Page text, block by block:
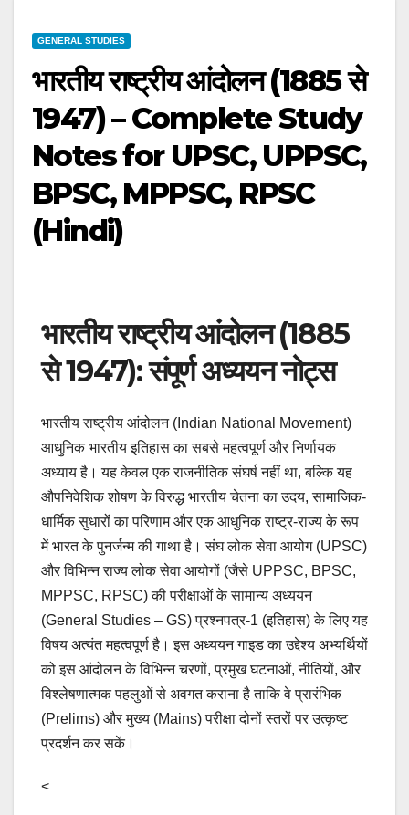
GENERAL STUDIES
भारतीय राष्ट्रीय आंदोलन (1885 से
1947) – Complete Study
Notes for UPSC, UPPSC,
BPSC, MPPSC, RPSC
(Hindi)
भारतीय राष्ट्रीय आंदोलन (1885
से 1947): संपूर्ण अध्ययन नोट्स
भारतीय राष्ट्रीय आंदोलन (Indian National Movement)
आधुनिक भारतीय इतिहास का सबसे महत्वपूर्ण और निर्णायक
अध्याय है। यह केवल एक राजनीतिक संघर्ष नहीं था, बल्कि यह
औपनिवेशिक शोषण के विरुद्ध भारतीय चेतना का उदय, सामाजिक-
धार्मिक सुधारों का परिणाम और एक आधुनिक राष्ट्र-राज्य के रूप
में भारत के पुनर्जन्म की गाथा है। संघ लोक सेवा आयोग (UPSC)
और विभिन्न राज्य लोक सेवा आयोगों (जैसे UPPSC, BPSC,
MPPSC, RPSC) की परीक्षाओं के सामान्य अध्ययन
(General Studies – GS) प्रश्नपत्र-1 (इतिहास) के लिए यह
विषय अत्यंत महत्वपूर्ण है। इस अध्ययन गाइड का उद्देश्य अभ्यर्थियों
को इस आंदोलन के विभिन्न चरणों, प्रमुख घटनाओं, नीतियों, और
विश्लेषणात्मक पहलुओं से अवगत कराना है ताकि वे प्रारंभिक
(Prelims) और मुख्य (Mains) परीक्षा दोनों स्तरों पर उत्कृष्ट
प्रदर्शन कर सकें।
<